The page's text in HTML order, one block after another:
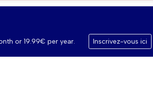
or 19.99€ per year. Inscrivez-vous ici